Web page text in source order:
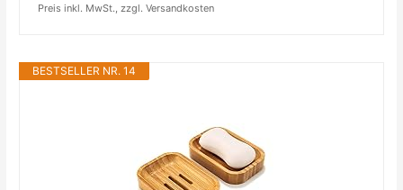
Preis inkl. MwSt., zzgl. Versandkosten
BESTSELLER NR. 14